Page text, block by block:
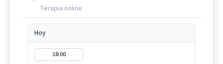
Terapia online
Hoy
18:00